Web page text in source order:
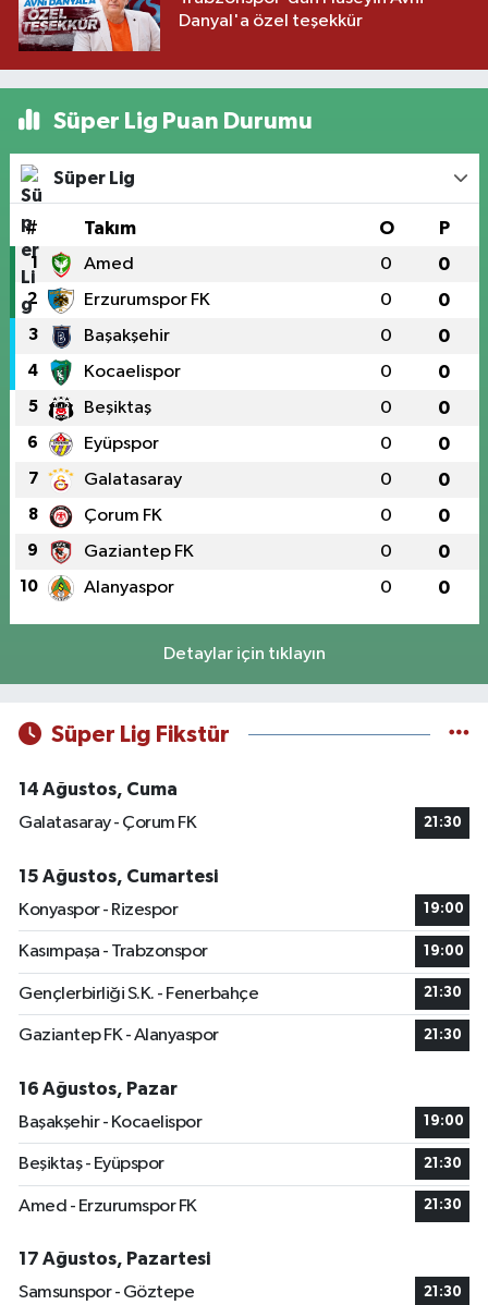
Danyal'a özel teşekkür
Süper Lig Puan Durumu
Süper Lig
# Takım O P
1 Amed 0 0
2 Erzurumspor FK 0 0
3 Başakşehir 0 0
4 Kocaelispor 0 0
5 Beşiktaş 0 0
6 Eyüpspor 0 0
7 Galatasaray 0 0
8 Çorum FK 0 0
9 Gaziantep FK 0 0
10 Alanyaspor 0 0
Detaylar için tıklayın
Süper Lig Fikstür
14 Ağustos, Cuma
Galatasaray - Çorum FK
21:30
15 Ağustos, Cumartesi
Konyaspor - Rizespor
19:00
Kasımpaşa - Trabzonspor 19:00
Gençlerbirliği S.K. - Fenerbahçe 21:30
Gaziantep FK - Alanyaspor 21:30
16 Ağustos, Pazar
Başakşehir - Kocaelispor
19:00
Beşiktaş - Eyüpspor 21:30
Amed - Erzurumspor FK 21:30
17 Ağustos, Pazartesi
Samsunspor - Göztepe
21:30